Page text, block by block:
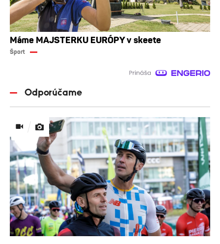
Máme MAJSTERKU EURÓPY v skeete
Šport
Odporúčame